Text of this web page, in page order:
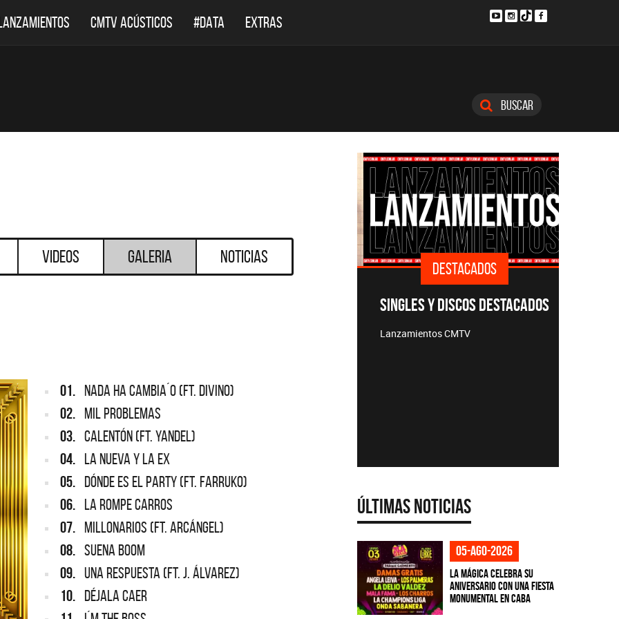
CMTV ACÚSTICOS #DATA EXTRAS
Buscar
Videos Galeria Noticias
01. NADA HA CAMBIA´O (FT. DIVINO)
02. MIL PROBLEMAS
03. CALENTÓN (FT. YANDEL)
04. LA NUEVA Y LA EX
05. DÓNDE ES EL PARTY (FT. FARRUKO)
06. LA ROMPE CARROS
07. MILLONARIOS (FT. ARCÁNGEL)
08. SUENA BOOM
09. UNA RESPUESTA (FT. J. ÁLVAREZ)
10. DÉJALA CAER
DESTACADOS DESTACADOS DESTACADOS
SINGLES Y DISCOS DESTACADOS
Lanzamientos CMTV
Últimas Noticias
05-ago-2026
La Mágica celebra su
aniversario con una fiesta
monumental en CABA